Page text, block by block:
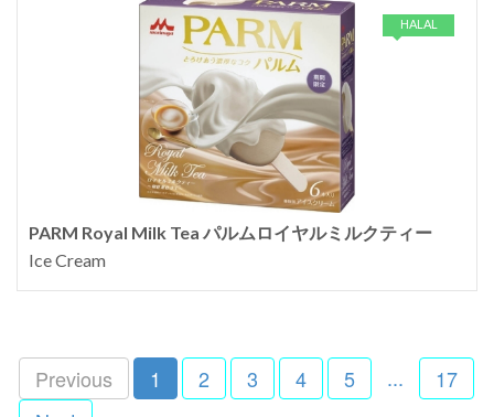
HALAL
PARM Royal Milk Tea パルムロイヤルミルクティー
Ice Cream
Previous 1 2 3 4 5 ...
17